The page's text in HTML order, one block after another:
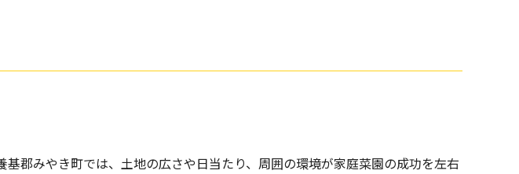
郡みやき町では、土地の広さや日当たり、周囲の環境が家庭菜園の成功を左右